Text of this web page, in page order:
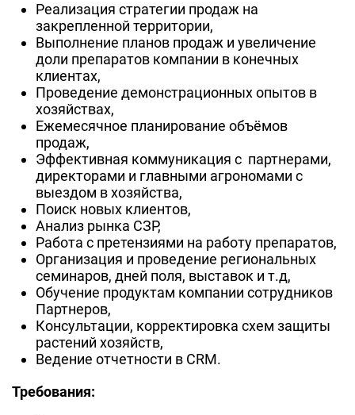
Реализация стратегии продаж на
закрепленной территории,
Выполнение планов продаж и увеличение
доли препаратов компании в конечных
клиентах,
Проведение демонстрационных опытов в
хозяйствах,
Ежемесячное планирование объёмов
продаж,
Эффективная коммуникация с партнерами,
директорами и главными агрономами с
выездом в хозяйства,
Поиск новых клиентов,
Анализ рынка СЗР,
Работа с претензиями на работу препаратов,
Организация и проведение региональных
семинаров, дней поля, выставок и т.д,
Обучение продуктам компании сотрудников
Партнеров,
Консультации, корректировка схем защиты
растений хозяйств,
Ведение отчетности в CRM.
Требования: